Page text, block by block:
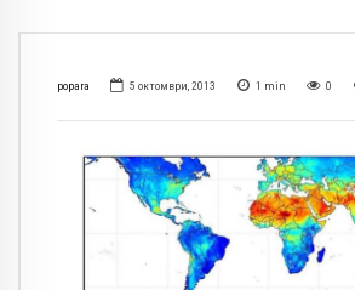
popara 5 октомври, 2013 1 min 0